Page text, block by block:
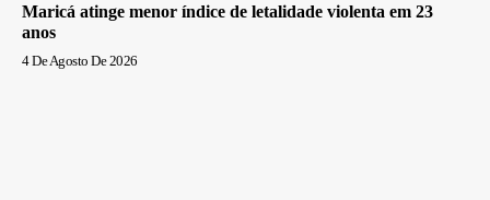
Maricá atinge menor índice de letalidade violenta em 23
anos
4 De Agosto De 2026